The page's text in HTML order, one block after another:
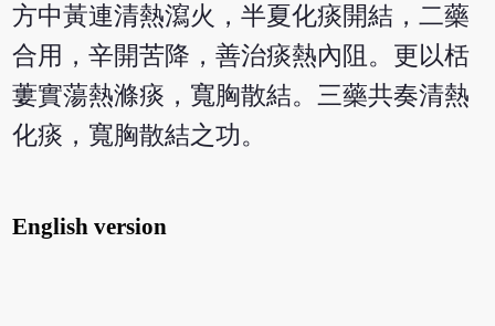
方中黃連清熱瀉火，半夏化痰開結，二藥
合用，辛開苦降，善治痰熱內阻。更以栝
蔞實蕩熱滌痰，寬胸散結。三藥共奏清熱
化痰，寬胸散結之功。
English version